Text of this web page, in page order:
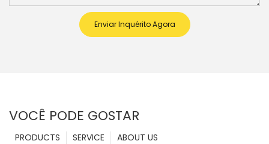
Enviar Inquérito Agora
VOCÊ PODE GOSTAR
ABOUT US
SERVICE
PRODUCTS